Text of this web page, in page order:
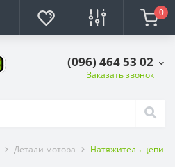
0
(096) 464 53 02
Заказать звонок
Детали мотора Натяжитель цепи